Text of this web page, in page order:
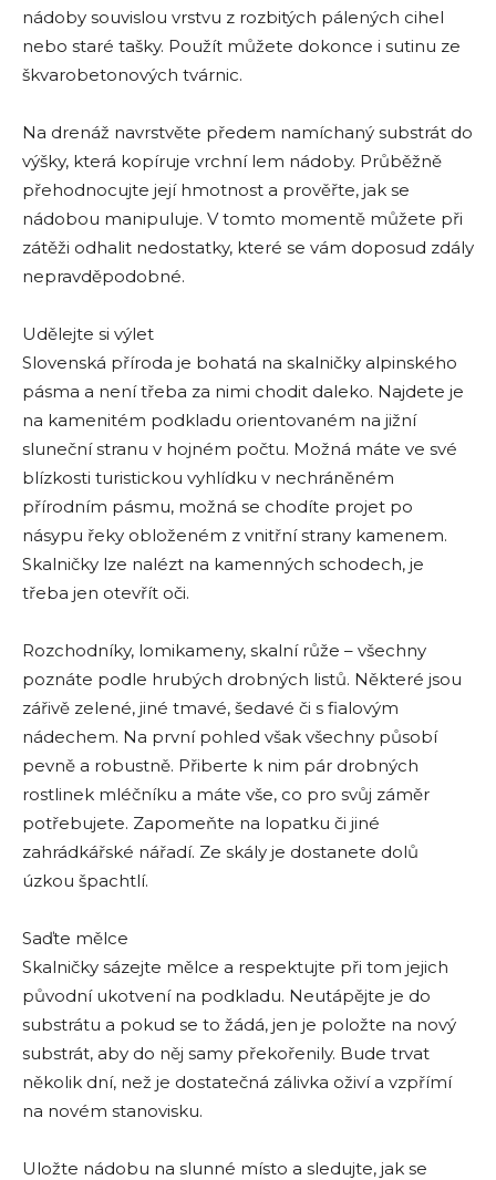
nádoby souvislou vrstvu z rozbitých pálených cihel
nebo staré tašky. Použít můžete dokonce i sutinu ze
škvarobetonových tvárnic.
Na drenáž navrstvěte předem namíchaný substrát do
výšky, která kopíruje vrchní lem nádoby. Průběžně
přehodnocujte její hmotnost a prověřte, jak se
nádobou manipuluje. V tomto momentě můžete při
zátěži odhalit nedostatky, které se vám doposud zdály
nepravděpodobné.
Udělejte si výlet
Slovenská příroda je bohatá na skalničky alpinského
pásma a není třeba za nimi chodit daleko. Najdete je
na kamenitém podkladu orientovaném na jižní
sluneční stranu v hojném počtu. Možná máte ve své
blízkosti turistickou vyhlídku v nechráněném
přírodním pásmu, možná se chodíte projet po
násypu řeky obloženém z vnitřní strany kamenem.
Skalničky lze nalézt na kamenných schodech, je
třeba jen otevřít oči.
Rozchodníky, lomikameny, skalní růže – všechny
poznáte podle hrubých drobných listů. Některé jsou
zářivě zelené, jiné tmavé, šedavé či s fialovým
nádechem. Na první pohled však všechny působí
pevně a robustně. Přiberte k nim pár drobných
rostlinek mléčníku a máte vše, co pro svůj záměr
potřebujete. Zapomeňte na lopatku či jiné
zahrádkářské nářadí. Ze skály je dostanete dolů
úzkou špachtlí.
Saďte mělce
Skalničky sázejte mělce a respektujte při tom jejich
původní ukotvení na podkladu. Neutápějte je do
substrátu a pokud se to žádá, jen je položte na nový
substrát, aby do něj samy překořenily. Bude trvat
několik dní, než je dostatečná zálivka oživí a vzpřímí
na novém stanovisku.
Uložte nádobu na slunné místo a sledujte, jak se